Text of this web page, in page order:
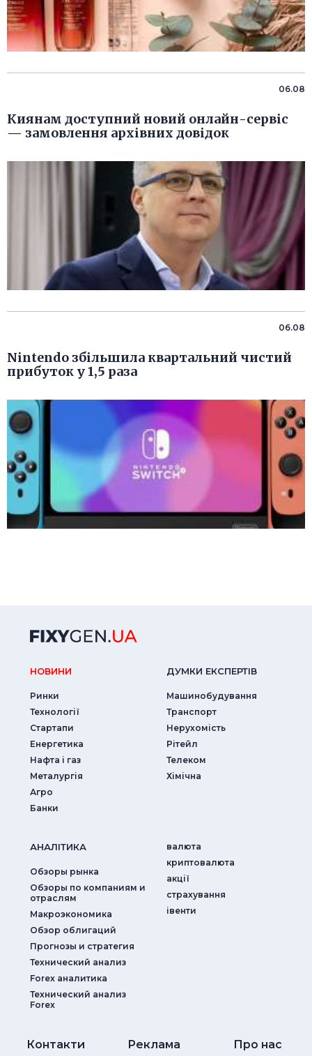
06.08
Киянам доступний новий онлайн-сервіс
— замовлення архівних довідок
06.08
Nintendo збільшила квартальний чистий
прибуток у 1,5 раза
НОВИНИ
Ринки
Технології
Стартапи
Енергетика
Нафта і газ
Металургія
Агро
Банки
ДУМКИ ЕКСПЕРТIВ
Машинобудування
Транспорт
Нерухомість
Рітейл
Телеком
Хімічна
АНАЛIТИКА
Обзоры рынка
Обзоры по компаниям и
отраслям
Макроэкономика
Обзор облигаций
Прогнозы и стратегия
Технический анализ
Forex аналитика
Технический анализ
Forex
валюта
криптовалюта
акції
страхування
iвенти
Контакти Реклама Про нас